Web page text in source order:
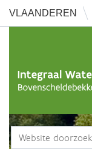
VLAANDEREN
Zoek